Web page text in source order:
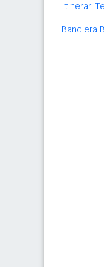
Itinerari
Bandiera